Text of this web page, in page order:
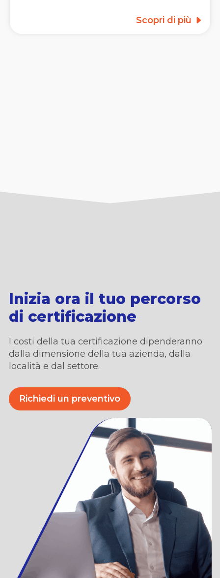
Scopri di più
Inizia ora il tuo percorso
di certificazione
I costi della tua certificazione dipenderanno
dalla dimensione della tua azienda, dalla
località e dal settore.
Richiedi un preventivo